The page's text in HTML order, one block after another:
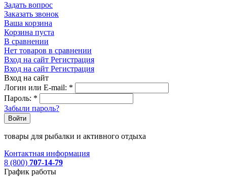
Задать вопрос
Заказать звонок
Ваша корзина
Корзина пуста
В сравнении
Нет товаров в сравнении
Вход на сайт Регистрация
Вход на сайт Регистрация
Вход на сайт
Логин или E-mail: *
Пароль: *
Забыли пароль?
Войти
товары для рыбалки и активного отдыха
Контактная информация
8 (800) 707-14-79
График работы